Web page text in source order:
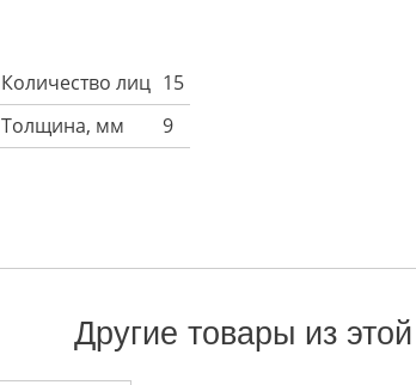
Количество лиц 15
Толщина, мм
9
Другие товары из